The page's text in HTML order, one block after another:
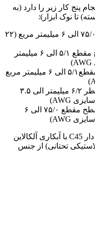
پنج کار زیر را دارد (به
تا نوک ابزار):
• لخت کردن سیم های از سطح مقطع ۷۵/۰ الی ۶ میلیمتر مربع (۲۲
• پرس سرسیم های بدون روکش سطح مقطع ۵/۱ الی ۶ میلیمتر
• پرس سرسیم های روکش دار سطح مقطع۵/۱ الی ۶ میلیمتر مربع
• اندازه کن و قیچی سیم های مفتولی قطر ۶/۲ میلیمتر الی ۳.۵
• قیچی (سیم چین) کلیه انواع سیم از سطح مقطع ۷۵/۰ الی ۶
قسمت فلزی ابزار از جنس فولاد کربن دار C45 با آبکاری آلکالاین
تحتانی) از جنس